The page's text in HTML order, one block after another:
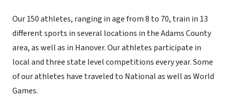
Our 150 athletes, ranging in age from 8 to 70, train in 13
different sports in several locations in the Adams County
area, as well as in Hanover. Our athletes participate in
local and three state level competitions every year. Some
of our athletes have traveled to National as well as World
Games.